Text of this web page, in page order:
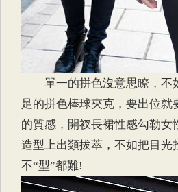
單一的拼色沒意思瞭，不
足的拼色棒球夾克，要出位
的質感，開衩長裙性感勾勒
造型上出類拔萃，不如把目
不“型”都難!